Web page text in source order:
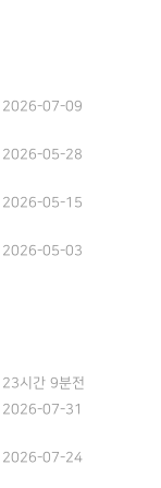
2026-07-09
2026-05-28
2026-05-15
2026-05-03
23시간 9분전
2026-07-31
2026-07-24